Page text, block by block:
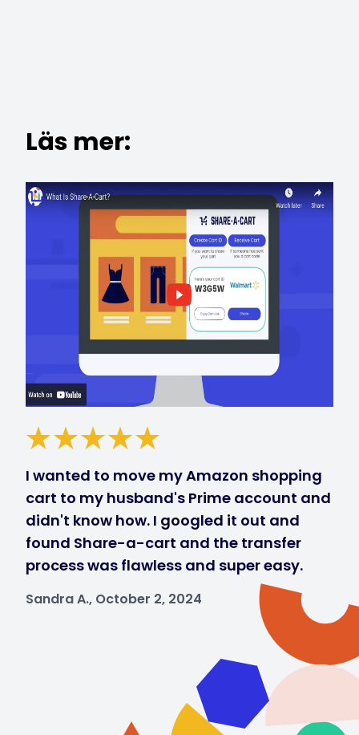
Läs mer:
I wanted to move my Amazon shopping
cart to my husband's Prime account and
didn't know how. I googled it out and
found Share-a-cart and the transfer
process was flawless and super easy.
Sandra A., October 2, 2024